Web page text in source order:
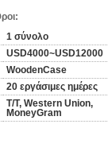
1 σύνολο
USD4000~USD12000
WoodenCase
20 εργάσιμες ημέρες
T/T, Western Union,
MoneyGram